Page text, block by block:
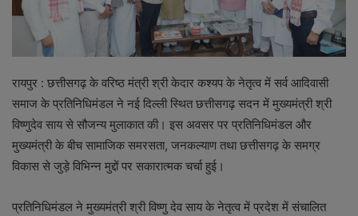
रायपुर : छत्तीसगढ़ के वरिष्ठ मंत्री श्री केदार कश्यप के नेतृत्व में सर्व आदिवासी
समाज के प्रतिनिधिमंडल ने नई दिल्ली स्थित छत्तीसगढ़ सदन में मुख्यमंत्री श्री
विष्णुदेव साय से सौजन्य मुलाकात की। इस अवसर पर प्रतिनिधिमंडल और
मुख्यमंत्री के बीच सामाजिक समरसता, जनकल्याण तथा छत्तीसगढ़ के समग्र
विकास से जुड़े विभिन्न मुद्दों पर सकारात्मक चर्चा हुई।
प्रतिनिधिमंडल ने मुख्यमंत्री श्री विष्णु देव साय के नेतृत्व में प्रदेश में संचालित